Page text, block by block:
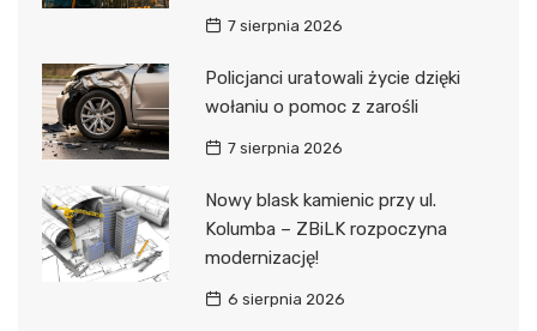
7 sierpnia 2026
Policjanci uratowali życie dzięki
wołaniu o pomoc z zarośli
7 sierpnia 2026
Nowy blask kamienic przy ul.
Kolumba – ZBiLK rozpoczyna
modernizację!
6 sierpnia 2026